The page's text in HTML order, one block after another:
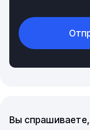
Материал и
случайной
этилена. Прочность и
Вы